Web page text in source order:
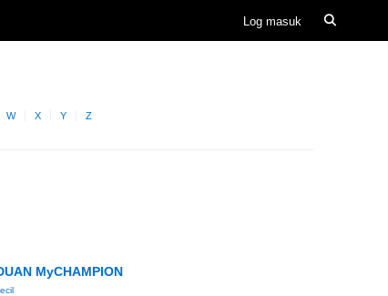
W X Y Z
MyCHAMPION